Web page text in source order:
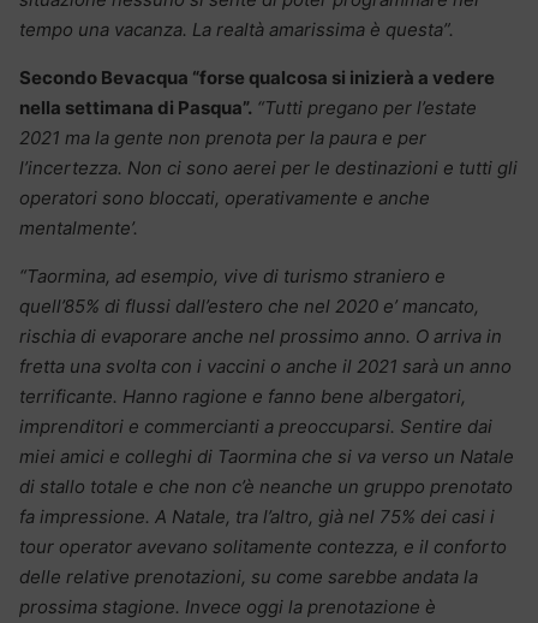
tempo una vacanza. La realtà amarissima è questa”.
Secondo Bevacqua “forse qualcosa si inizierà a vedere
nella settimana di Pasqua”. “Tutti pregano per l’estate
2021 ma la gente non prenota per la paura e per
l’incertezza. Non ci sono aerei per le destinazioni e tutti gli
operatori sono bloccati, operativamente e anche
mentalmente’.
“Taormina, ad esempio, vive di turismo straniero e
quell’85% di flussi dall’estero che nel 2020 e’ mancato,
rischia di evaporare anche nel prossimo anno. O arriva in
fretta una svolta con i vaccini o anche il 2021 sarà un anno
terrificante. Hanno ragione e fanno bene albergatori,
imprenditori e commercianti a preoccuparsi. Sentire dai
miei amici e colleghi di Taormina che si va verso un Natale
di stallo totale e che non c’è neanche un gruppo prenotato
fa impressione. A Natale, tra l’altro, già nel 75% dei casi i
tour operator avevano solitamente contezza, e il conforto
delle relative prenotazioni, su come sarebbe andata la
prossima stagione. Invece oggi la prenotazione è